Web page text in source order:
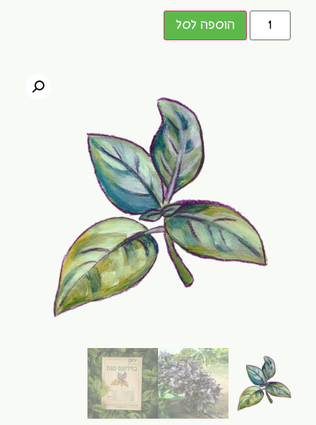
הוספה לסל